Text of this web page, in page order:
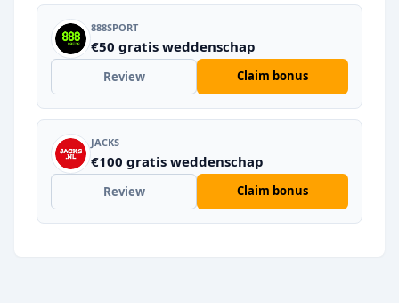
888SPORT
€50 gratis weddenschap
Review Claim bonus
JACKS
€100 gratis weddenschap
Review Claim bonus